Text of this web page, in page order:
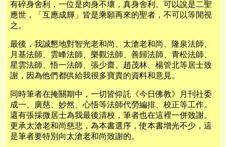
有碎身舍利，一位是肉身不壞，真身舍利。可以說是二聖
應世，「互應成輝」皆是乘願再來的聖者，不可以等閒視
之。
最後，我誠懇地對智光老和尚、太滄老和尚、隆泉法師、
月基法師、雲峰法師、樂觀法師、善歸法師、青松法師、
星雲法師、悟一法師、張少齋、趙茂林、楊管北等居士致
謝，因為他們都供給我很多寶貴的資料和意見。
同時筆者在掩關期中，一切皆仰託《今日佛教》月刊社委
成一、廣慈、妙然、心悟等法師代勞編排、校正等工作。
還有張採微居士為我最後清校，筆者也在這裡一併致謝。
更承太滄老和尚慈悲，為本書選序，使本書增光不少，這
是筆者要特別向太滄老和尚致謝的。